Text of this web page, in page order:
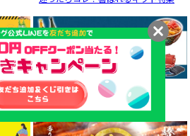
特
メンズセレクション